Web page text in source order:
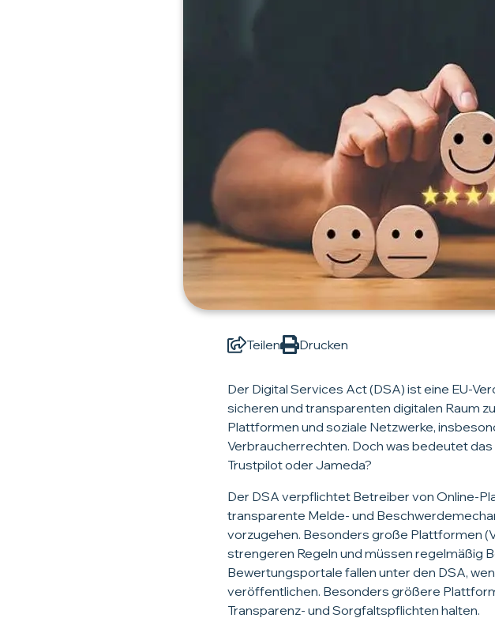
Teilen Drucken
Der Digital Services Act (DSA) ist eine EU-
sicheren und transparenten digitalen Raum
Plattformen und soziale Netzwerke,
Verbraucherrechten. Doch was bedeutet
Trustpilot oder Jameda?
Der DSA verpflichtet Betreiber von Online-
transparente Melde- und
vorzugehen. Besonders große Plattformen
strengeren Regeln und müssen regelmäßig
Bewertungsportale fallen unter den DSA,
veröffentlichen. Besonders größere
Transparenz- und Sorgfaltspflichten halten.